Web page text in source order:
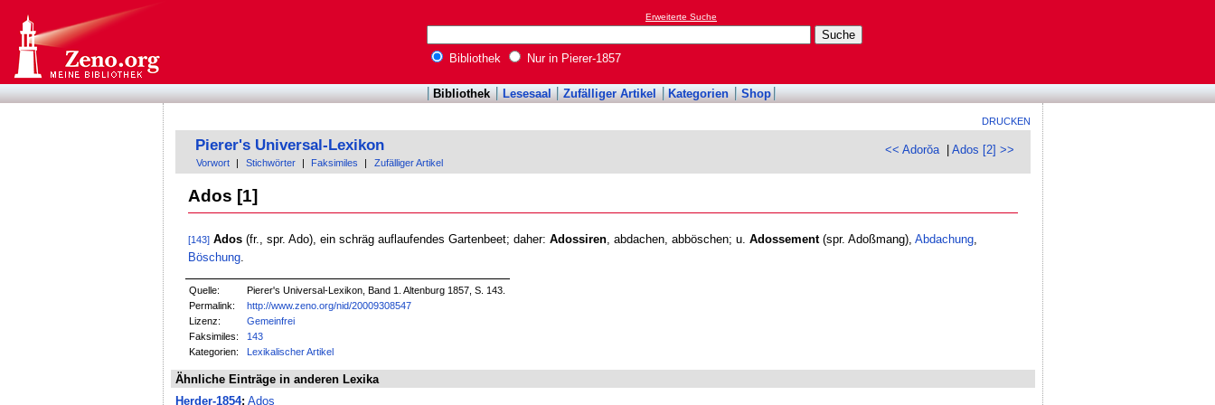
Erweiterte Suche
Bibliothek Nur in Pierer-1857
Bibliothek Lesesaal Zufälliger Artikel Kategorien Shop
DRUCKEN
<< Adorŏa|Ados [2] >>
Pierer's Universal-Lexikon
Vorwort Stichwörter Faksimiles Zufälliger Artikel
Ados [1]
[143] Ados(fr., spr. Ado), ein schräg auflaufendes Gartenbeet; daher: Adossiren, abdachen, abböschen; u. Adossement(spr. Adoßmang), Abdachung,
Böschung.
Quelle:
Pierer's Universal-Lexikon, Band 1. Altenburg 1857, S. 143.
Permalink:
http://www.zeno.org/nid/20009308547
Lizenz:
Gemeinfrei
Faksimiles:
143
Kategorien:
Lexikalischer Artikel
Ähnliche Einträge in anderen Lexika
Herder-1854: Ados